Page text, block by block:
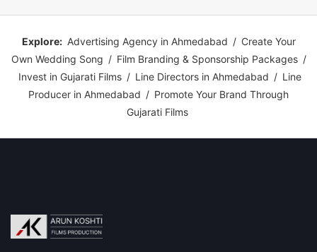
Explore: Advertising Agency in Ahmedabad / Create Your
Own Wedding Song / Film Branding & Sponsorship Packages /
Invest in Gujarati Films / Line Directors in Ahmedabad / Line
Producer in Ahmedabad / Promote Your Brand Through
Gujarati Films